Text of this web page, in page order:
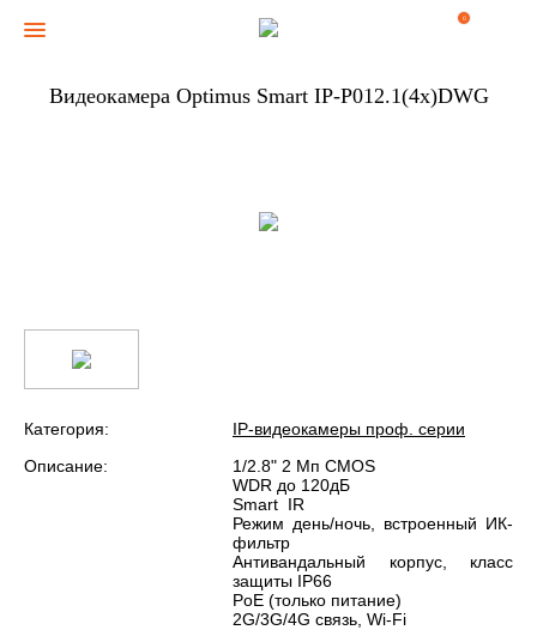
0
Видеокамера Optimus Smart IP-P012.1(4x)DWG
Категория:
IP-видеокамеры проф. серии
Описание:
1/2.8" 2 Мп CMOS
WDR до 120дБ
Smart IR
Режим день/ночь, встроенный ИК-
фильтр
Антивандальный корпус, класс
защиты IР66
PoE (только питание)
2G/3G/4G связь, Wi-Fi